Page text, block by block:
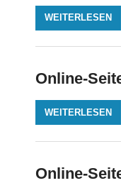
WEITERLESEN
Online-
WEITERLESEN
Online-